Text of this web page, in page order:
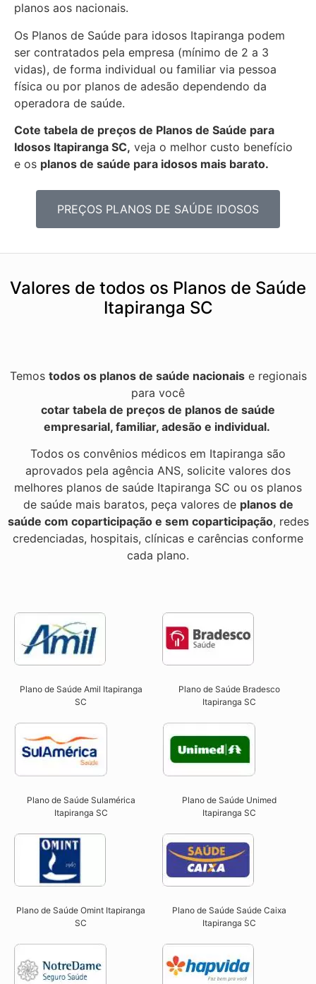
planos aos nacionais.
Os Planos de Saúde para idosos Itapiranga podem
ser contratados pela empresa (mínimo de 2 a 3
vidas), de forma individual ou familiar via pessoa
física ou por planos de adesão dependendo da
operadora de saúde.
Cote tabela de preços de Planos de Saúde para
Idosos Itapiranga SC, veja o melhor custo benefício
e os planos de saúde para idosos mais barato.
PREÇOS PLANOS DE SAÚDE IDOSOS
Valores de todos os Planos de Saúde
Itapiranga SC
Temos todos os planos de saúde nacionaise regionais
para você
cotar tabela de preços de planos de saúde
empresarial, familiar, adesão e individual.
Todos os convênios médicos em Itapiranga são
aprovados pela agência ANS, solicite valores dos
melhores planos de saúde Itapiranga SC ou os planos
de saúde mais baratos, peça valores de planos de
saúde com coparticipação e sem coparticipação, redes
credenciadas, hospitais, clínicas e carências conforme
cada plano.
Plano de Saúde Amil Itapiranga
SC
Plano de Saúde Bradesco
Itapiranga SC
Plano de Saúde Sulamérica
Itapiranga SC
Plano de Saúde Unimed
Itapiranga SC
Plano de Saúde Omint Itapiranga
SC​
Plano de Saúde Saúde Caixa
Itapiranga SC​